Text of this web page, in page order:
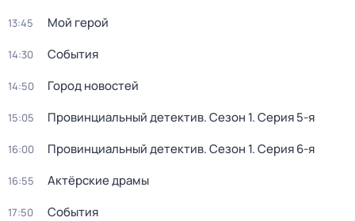
13:45 Мой герой
14:30 События
14:50 Город новостей
15:05 Провинциальный детектив. Сезон 1. Серия 5-я
16:00 Провинциальный детектив. Сезон 1. Серия 6-я
16:55 Актёрские драмы
17:50 События